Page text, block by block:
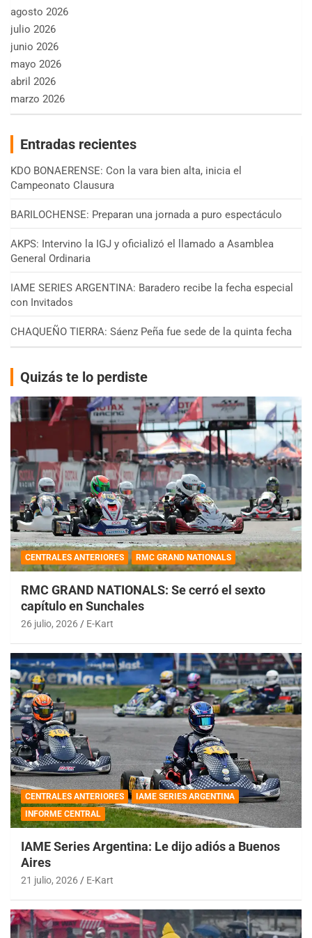
agosto 2026
julio 2026
junio 2026
mayo 2026
abril 2026
marzo 2026
Entradas recientes
KDO BONAERENSE: Con la vara bien alta, inicia el
Campeonato Clausura
BARILOCHENSE: Preparan una jornada a puro espectáculo
AKPS: Intervino la IGJ y oficializó el llamado a Asamblea
General Ordinaria
IAME SERIES ARGENTINA: Baradero recibe la fecha especial
con Invitados
CHAQUEÑO TIERRA: Sáenz Peña fue sede de la quinta fecha
Quizás te lo perdiste
CENTRALES ANTERIORES RMC GRAND NATIONALS
RMC GRAND NATIONALS: Se cerró el sexto
capítulo en Sunchales
26 julio, 2026 E-Kart
CENTRALES ANTERIORES
IAME SERIES ARGENTINA
INFORME CENTRAL
IAME Series Argentina: Le dijo adiós a Buenos
Aires
21 julio, 2026 E-Kart